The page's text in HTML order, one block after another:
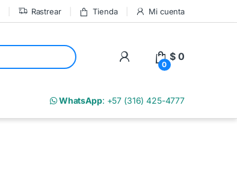
Rastrear Tienda Mi cuenta
My Account
0
$ 0
WhatsApp: +57 (316) 425-4777